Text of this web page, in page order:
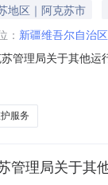
地区｜阿克苏市
： 新疆维吾尔自治
管理局关于其他
划金额（元）:项
服务
管理局关于其